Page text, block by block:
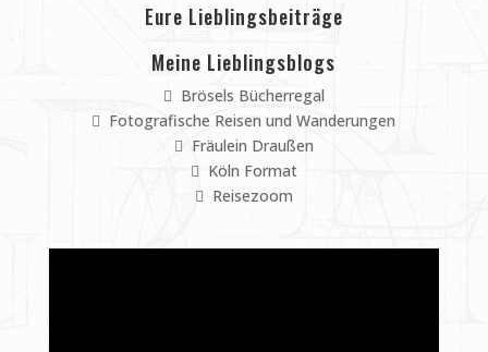
Eure Lieblingsbeiträge
Meine Lieblingsblogs
Brösels Bücherregal
Fotografische Reisen und Wanderungen
Fräulein Draußen
Köln Format
Reisezoom